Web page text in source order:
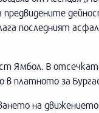
последният
Ямбол. В
в платното за
на